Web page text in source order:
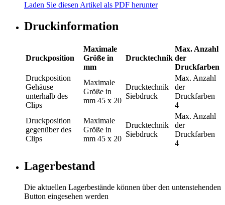
Laden Sie diesen Artikel als PDF herunter
Druckinformation
Druckposition
Maximale
Größe in
mm
Drucktechnik
Max. Anzahl
der
Druckfarben
Druckposition
Gehäuse
unterhalb des
Clips
Maximale
Größe in
mm 45 x 20
Drucktechnik
Siebdruck
Max. Anzahl
der
Druckfarben
4
Druckposition
gegenüber des
Clips
Maximale
Größe in
mm 45 x 20
Drucktechnik
Siebdruck
Max. Anzahl
der
Druckfarben
4
Lagerbestand
Die aktuellen Lagerbestände können über den untenstehenden
Button eingesehen werden